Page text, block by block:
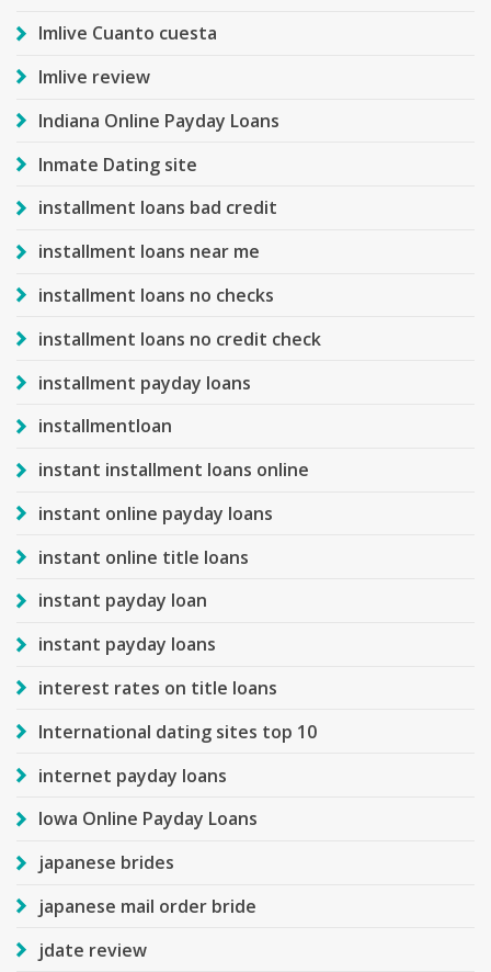
Imlive Cuanto cuesta
Imlive review
Indiana Online Payday Loans
Inmate Dating site
installment loans bad credit
installment loans near me
installment loans no checks
installment loans no credit check
installment payday loans
installmentloan
instant installment loans online
instant online payday loans
instant online title loans
instant payday loan
instant payday loans
interest rates on title loans
International dating sites top 10
internet payday loans
Iowa Online Payday Loans
japanese brides
japanese mail order bride
jdate review